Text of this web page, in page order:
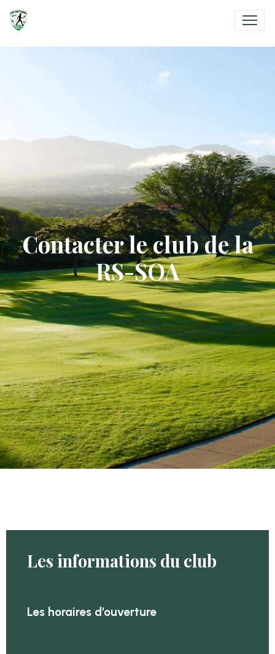
Contacter le club de la
RS-SOA
Les informations du club
Les horaires d'ouverture